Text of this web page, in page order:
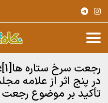
در پنج اثر از علامه
تأکید بر موضوع